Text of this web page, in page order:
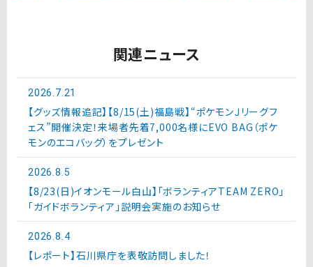
関連ニュース
2026.7.21
【グッズ情報追記】【8/15(土)福島戦】“ポケモンＪリーグフ
ェス”開催決定！来場者先着7,000名様にEVO BAG（ポケ
モンのエコバッグ）をプレゼント
2026.8.5
【8/23(日)イオンモール白山】「ボランティアTEAM ZERO」
「ガイドボランティア」説明会実施のお知らせ
2026.8.4
【レポート】石川県庁を表敬訪問しました！